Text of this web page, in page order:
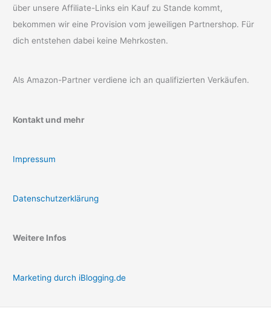
über unsere Affiliate-Links ein Kauf zu Stande kommt,
bekommen wir eine Provision vom jeweiligen Partnershop. Für
dich entstehen dabei keine Mehrkosten.
Als Amazon-Partner verdiene ich an qualifizierten Verkäufen.
Kontakt und mehr
Impressum
Datenschutzerklärung
Weitere Infos
Marketing durch iBlogging.de